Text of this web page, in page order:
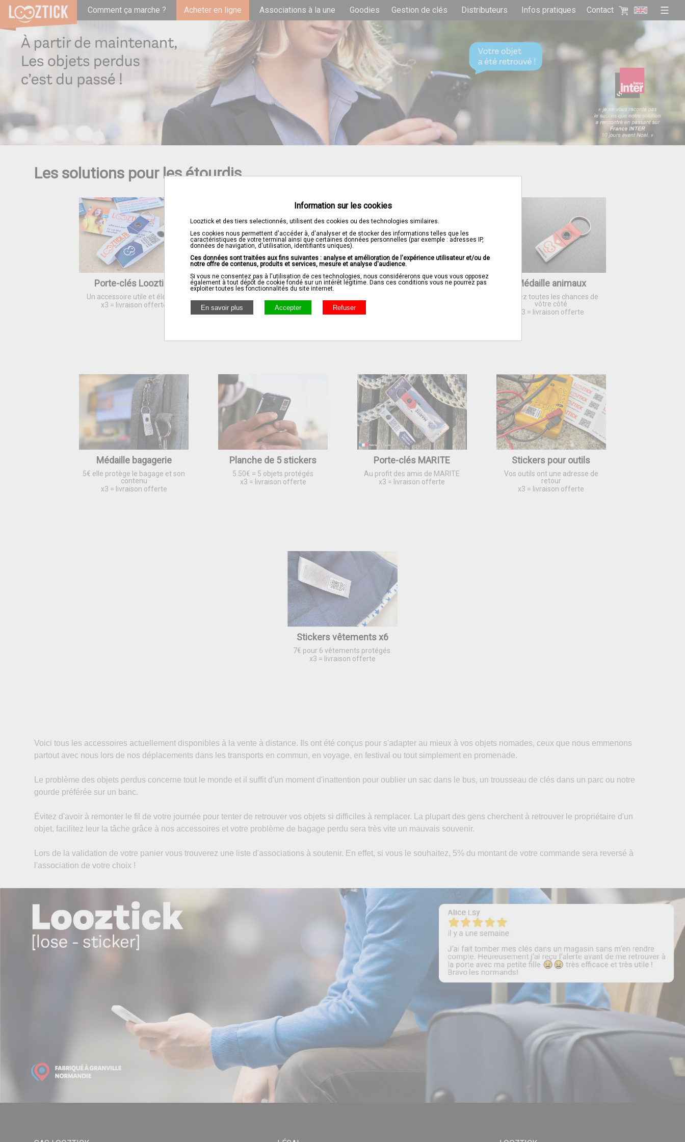
Comment ça marche ? Acheter en ligne Associations à la une Goodies Gestion de clés Distributeurs Infos pratiques Contact
Les solutions pour les étourdis
Porte-clés Looztick
Un accessoire utile et élégant
x3 = livraison offerte
Pochette pour offrir
x3 = livraison offerte
Planche de 10 stickers Médaille animaux
Mettez toutes les chances de
vôtre côté
x3 = livraison offerte
Médaille bagagerie
5€ elle protège le bagage et son
contenu
x3 = livraison offerte
Planche de 5 stickers
5.50€ = 5 objets protégés
x3 = livraison offerte
Porte-clés MARITE
Au profit des amis de MARITE
x3 = livraison offerte
Stickers pour outils
Vos outils ont une adresse de
retour
x3 = livraison offerte
Stickers vêtements x6
7€ pour 6 vêtements protégés.
x3 = livraison offerte
Voici tous les accessoires actuellement disponibles à la vente à distance. Ils ont été conçus pour s'adapter au mieux à vos objets nomades, ceux que nous emmenons
partout avec nous lors de nos déplacements dans les transports en commun, en voyage, en festival ou tout simplement en promenade.
Le problème des objets perdus concerne tout le monde et il suffit d'un moment d'inattention pour oublier un sac dans le bus, un trousseau de clés dans un parc ou notre
gourde préférée sur un banc.
Évitez d'avoir à remonter le fil de votre journée pour tenter de retrouver vos objets si difficiles à remplacer. La plupart des gens cherchent à retrouver le propriétaire d'un
objet, facilitez leur la tâche grâce à nos accessoires et votre problème de bagage perdu sera très vite un mauvais souvenir.
Lors de la validation de votre panier vous trouverez une liste d'associations à soutenir. En effet, si vous le souhaitez, 5% du montant de votre commande sera reversé à
l'association de votre choix !
Information sur les cookies
Looztick et des tiers selectionnés, utilisent des cookies ou des technologies similaires.
Les cookies nous permettent d'accéder à, d'analyser et de stocker des informations telles que les
caractéristiques de votre terminal ainsi que certaines données personnelles (par exemple : adresses IP,
données de navigation, d'utilisation, identifiants uniques).
Ces données sont traitées aux fins suivantes : analyse et amélioration de l'expérience utilisateur et/ou de
notre offre de contenus, produits et services, mesure et analyse d'audience.
Si vous ne consentez pas à l'utilisation de ces technologies, nous considérerons que vous vous opposez
également à tout dépôt de cookie fondé sur un intérêt légitime. Dans ces conditions vous ne pourrez pas
exploiter toutes les fonctionnalités du site internet.